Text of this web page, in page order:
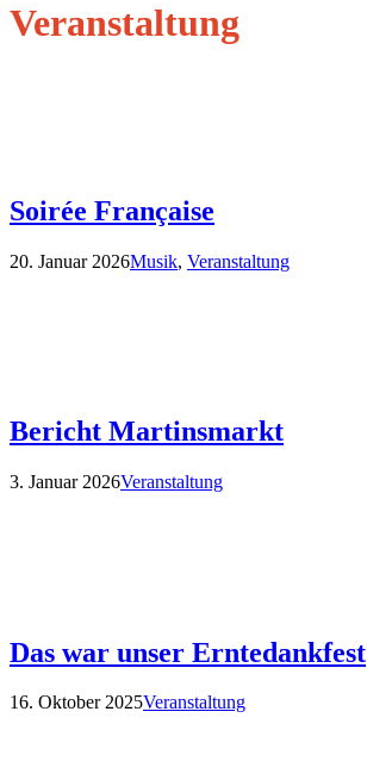
Veranstaltung
Soirée Française
20. Januar 2026Musik, Veranstaltung
Bericht Martinsmarkt
3. Januar 2026Veranstaltung
Das war unser Erntedankfest
16. Oktober 2025Veranstaltung